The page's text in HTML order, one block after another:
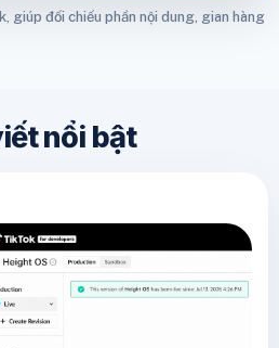
giúp đối chiếu phần nội dung, gian hàng
nổi bật